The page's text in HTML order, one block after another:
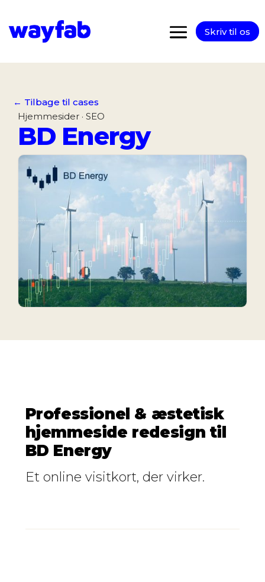
Skriv til os
← Tilbage til cases
Hjemmesider · SEO
BD Energy
Professionel & æstetisk
hjemmeside redesign til
BD Energy
Et online visitkort, der virker.